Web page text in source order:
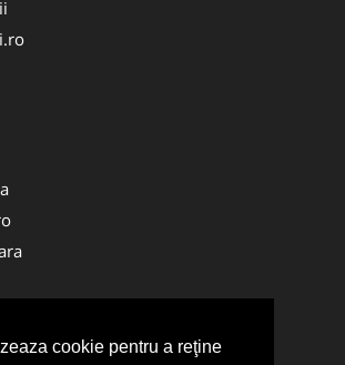
cookie pentru a reţine